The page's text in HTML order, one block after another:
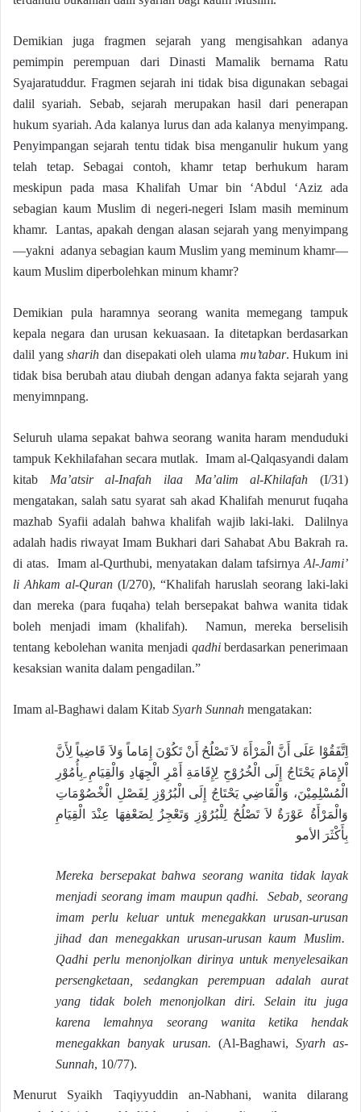
Demikian juga fragmen sejarah yang mengisahkan adanya
pemimpin perempuan dari Dinasti Mamalik bernama Ratu
Syajaratuddur. Fragmen sejarah ini tidak bisa digunakan sebagai
dalil syariah. Sebab, sejarah merupakan hasil dari penerapan
hukum syariah. Ada kalanya lurus dan ada kalanya menyimpang.
Penyimpangan sejarah tentu tidak bisa menganulir hukum yang
telah tetap. Sebagai contoh, khamr tetap berhukum haram
meskipun pada masa Khalifah Umar bin ‘Abdul ‘Aziz ada
sebagian kaum Muslim di negeri-negeri Islam masih meminum
khamr. Lantas, apakah dengan alasan sejarah yang menyimpang
—yakni adanya sebagian kaum Muslim yang meminum khamr—
kaum Muslim diperbolehkan minum khamr?
Demikian pula haramnya seorang wanita memegang tampuk
kepala negara dan urusan kekuasaan. Ia ditetapkan berdasarkan
dalil yangsharih dan disepakati oleh ulama mu’tabar. Hukum ini
tidak bisa berubah atau diubah dengan adanya fakta sejarah yang
menyimnpang.
Seluruh ulama sepakat bahwa seorang wanita haram menduduki
tampuk Kekhilafahan secara mutlak. Imam al-Qalqasyandi dalam
kitab Ma’atsir al-Inafah ilaa Ma’alim al-Khilafah (I/31)
mengatakan, salah satu syarat sah akad Khalifah menurut fuqaha
mazhab Syafii adalah bahwa khalifah wajib laki-laki. Dalilnya
adalah hadis riwayat Imam Bukhari dari Sahabat Abu Bakrah ra.
di atas. Imam al-Qurthubi, menyatakan dalam tafsirnya Al-Jami’
li Ahkam al-Quran (I/270), “Khalifah haruslah seorang laki-laki
dan mereka (para fuqaha) telah bersepakat bahwa wanita tidak
boleh menjadi imam (khalifah). Namun, mereka berselisih
tentang kebolehan wanita menjadi qadhiberdasarkan penerimaan
kesaksian wanita dalam pengadilan.”
Imam al-Baghawi dalam Kitab Syarh Sunnah mengatakan:
اِتَّفَقُوْا عَلَى أَنَّ الْمَرْأَةَ لاَ تَصْلُحُ أَنْ تَكُوْنَ إِمَاماً وَلاَ قَاضِياً لِأَنَّ
اْلإِمَامَ يَحْتَاجُ إِلَى الْخُرُوْجِ لِإِقَامَةِ أَمْرِ الْجِهَادِ وَالْقِيَامِ ِبِأُمُوْرِ
الْمُسْلِمِيْنَ، وَالْقَاضِي يَحْتَاجُ إِلَى الْبُرُوْزِ لِفَصْلِ الْخْصُوْمَاتِ
وَالْمَرْأَةُ عَوْرَةٌ لاَ تَصْلُحُ لِلْبُرُوْزِ وَتَعْجِزُ لِضَعْفِهَا عِنْدَ الْقِيَامِ
بِأَكْثَرَ الأمو
Mereka bersepakat bahwa seorang wanita tidak layak
menjadi seorang imam maupun qadhi. Sebab, seorang
imam perlu keluar untuk menegakkan urusan-urusan
jihad dan menegakkan urusan-urusan kaum Muslim.
Qadhi perlu menonjolkan dirinya untuk menyelesaikan
persengketaan, sedangkan perempuan adalah aurat
yang tidak boleh menonjolkan diri. Selain itu juga
karena lemahnya seorang wanita ketika hendak
menegakkan banyak urusan. (Al-Baghawi, Syarh as-
Sunnah, 10/77).
Menurut Syaikh Taqiyyuddin an-Nabhani, wanita dilarang